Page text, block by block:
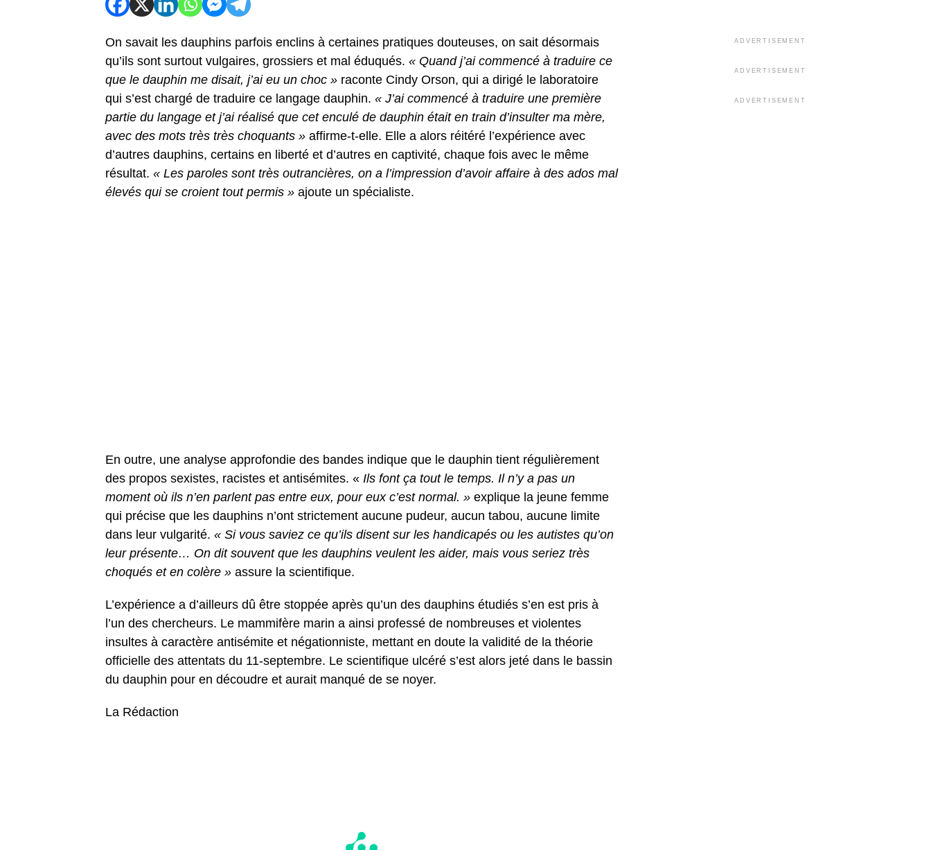
On savait les dauphins parfois enclins à certaines pratiques douteuses, on sait désormais
qu’ils sont surtout vulgaires, grossiers et mal éduqués. « Quand j’ai commencé à traduire ce
que le dauphin me disait, j’ai eu un choc » raconte Cindy Orson, qui a dirigé le laboratoire
qui s’est chargé de traduire ce langage dauphin. « J’ai commencé à traduire une première
partie du langage et j’ai réalisé que cet enculé de dauphin était en train d’insulter ma mère,
avec des mots très très choquants » affirme-t-elle. Elle a alors réitéré l’expérience avec
d’autres dauphins, certains en liberté et d’autres en captivité, chaque fois avec le même
résultat. « Les paroles sont très outrancières, on a l’impression d’avoir affaire à des ados mal
élevés qui se croient tout permis » ajoute un spécialiste.
En outre, une analyse approfondie des bandes indique que le dauphin tient régulièrement
des propos sexistes, racistes et antisémites. « Ils font ça tout le temps. Il n’y a pas un
moment où ils n’en parlent pas entre eux, pour eux c’est normal. » explique la jeune femme
qui précise que les dauphins n’ont strictement aucune pudeur, aucun tabou, aucune limite
dans leur vulgarité. « Si vous saviez ce qu’ils disent sur les handicapés ou les autistes qu’on
leur présente… On dit souvent que les dauphins veulent les aider, mais vous seriez très
choqués et en colère » assure la scientifique.
L’expérience a d’ailleurs dû être stoppée après qu’un des dauphins étudiés s’en est pris à
l’un des chercheurs. Le mammifère marin a ainsi professé de nombreuses et violentes
insultes à caractère antisémite et négationniste, mettant en doute la validité de la théorie
officielle des attentats du 11-septembre. Le scientifique ulcéré s’est alors jeté dans le bassin
du dauphin pour en découdre et aurait manqué de se noyer.
La Rédaction
ADVERTISEMENT
ADVERTISEMENT
ADVERTISEMENT